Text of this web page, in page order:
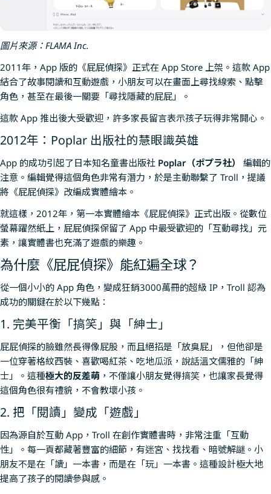
圖片來源：FLAMA Inc.
2011年，App 版的《屁屁偵探》正式在 App Store 上架。這款 App
結合了故事閱讀和互動遊戲，小朋友可以在畫面上尋找線索、點擊
角色，甚至在最後一關要「尋找隱藏的屁屁」。
這款 App 推出後大受歡迎，許多家長留言表示孩子玩得非常開心。
2012年：Poplar 出版社的慧眼識英雄
App 的成功引起了日本知名童書出版社 Poplar（ポプラ社）
編輯的
注意。編輯覺得這個角色非常有潛力，於是主動聯繫了 Troll，提議
將《屁屁偵探》改編成實體繪本。
就這樣，2012年，第一本實體繪本《屁屁偵探》正式出版。從數位
螢幕躍然紙上，屁屁偵探保留了 App 中最受歡迎的「互動尋找」元
素，讓實體書也充滿了遊戲的樂趣。
為什麼《屁屁偵探》能紅遍全球？
從一個小小的 App 角色，變成狂銷3000萬冊的超級 IP，Troll 認為
成功的關鍵在於以下幾點：
1. 完美平衡「搞笑」與「紳士」
屁屁偵探的臉雖然長得像屁股，而且絕招是「放臭屁」，但他卻是
一位穿著格紋西裝、喜歡喝紅茶、吃地瓜派，說話溫文儒雅的「紳
士」。這種極大的反差萌 ，不僅讓小朋友覺得搞笑，也讓家長覺得
這個角色很有禮貌，不會教壞小孩。
2. 把「閱讀」變成「遊戲」
因為源自於互動 App，Troll 在創作實體書時，非常注重「互動
性」。每一頁都藏著豐富的細節，有迷宮、找找看、暗號解謎。小
朋友不是在「讀」一本書，而是在「玩」一本書。這種設計極大地
提高了孩子的閱讀參與感。